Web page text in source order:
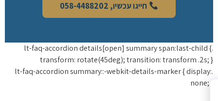
חייגו עכשיו, 058-4488202
.lt-faq-accordion details[open] summary span:last-child
transform: rotate(45deg); transition: transform
.lt-faq-accordion summary::-webkit-details-marker {